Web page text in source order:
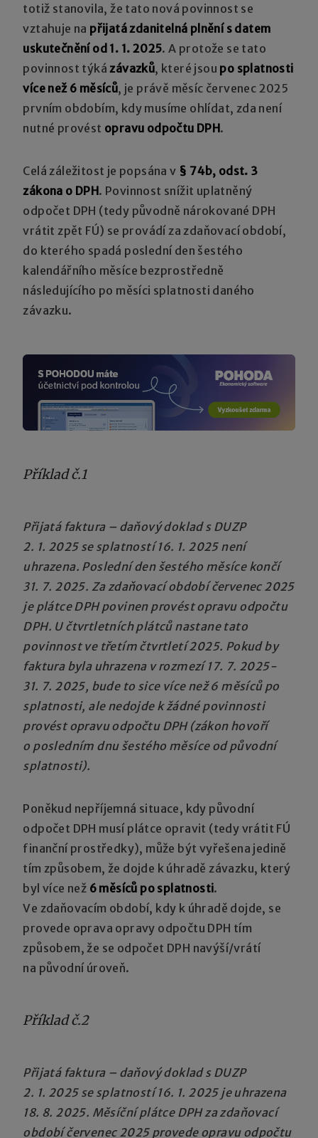
totiž stanovila, že tato nová povinnost se
vztahuje na přijatá zdanitelná plnění s datem
uskutečnění od 1. 1. 2025. A protože se tato
povinnost týkázávazků, které jsou po splatnosti
více než 6 měsíců, je právě měsíc červenec 2025
prvním obdobím, kdy musíme ohlídat, zda není
nutné provést opravu odpočtu DPH.
Celá záležitost je popsána v § 74b, odst. 3
zákona o DPH. Povinnost snížit uplatněný
odpočet DPH (tedy původně nárokované DPH
vrátit zpět FÚ) se provádí za zdaňovací období,
do kterého spadá poslední den šestého
kalendářního měsíce bezprostředně
následujícího po měsíci splatnosti daného
závazku.
Příklad č.1
Přijatá faktura – daňový doklad s DUZP
2. 1. 2025 se splatností 16. 1. 2025 není
uhrazena. Poslední den šestého měsíce končí
31. 7. 2025. Za zdaňovací období červenec 2025
je plátce DPH povinen provést opravu odpočtu
DPH. U čtvrtletních plátců nastane tato
povinnost ve třetím čtvrtletí 2025. Pokud by
faktura byla uhrazena v rozmezí 17. 7. 2025-
31. 7. 2025, bude to sice více než 6 měsíců po
splatnosti, ale nedojde k žádné povinnosti
provést opravu odpočtu DPH (zákon hovoří
o posledním dnu šestého měsíce od původní
splatnosti).
Poněkud nepříjemná situace, kdy původní
odpočet DPH musí plátce opravit (tedy vrátit FÚ
finanční prostředky), může být vyřešena jedině
tím způsobem, že dojde k úhradě závazku, který
byl více než 6 měsíců po splatnosti.
Ve zdaňovacím období, kdy k úhradě dojde, se
provede oprava opravy odpočtu DPH tím
způsobem, že se odpočet DPH navýší/vrátí
na původní úroveň.
Příklad č.2
Přijatá faktura – daňový doklad s DUZP
2. 1. 2025 se splatností 16. 1. 2025 je uhrazena
18. 8. 2025. Měsíční plátce DPH za zdaňovací
období červenec 2025 provede opravu odpočtu